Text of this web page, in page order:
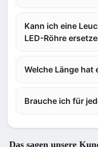
Kann ich eine
LED-Röhre
Welche Länge hat
Brauche ich für
Das sagen unsere